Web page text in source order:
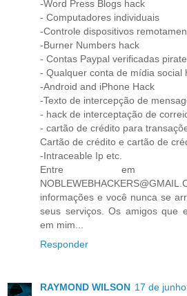
-Word Press Blogs hack
- Computadores individuais
-Controle dispositivos
-Burner Numbers hack
- Contas Paypal verificadas
- Qualquer conta de mídia social
-Android and iPhone Hack
-Texto de intercepção de
- hack de interceptação de
- cartão de crédito para
Cartão de crédito e cartão de
-Intraceable Ip etc.
Entre em
informações e você nunca se
seus serviços. Os amigos que
em mim...
Responder
RAYMOND WILSON 17 de